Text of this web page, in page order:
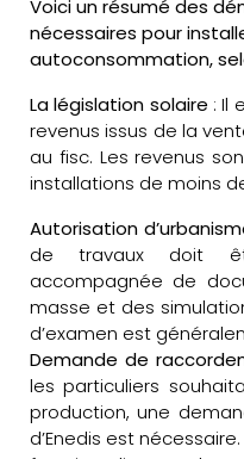
Voici un résumé des
nécessaires pour
autoconsommation,
La législation solaire : Il
revenus issus de la
au fisc. Les revenus
installations de moins
Autorisation
de travaux doit
accompagnée de
masse et des
d’examen est
Demande de
les particuliers
production, une
d’Enedis est